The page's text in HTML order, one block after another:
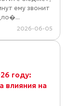
ему звонит
2026-06-05
году:
влияния на